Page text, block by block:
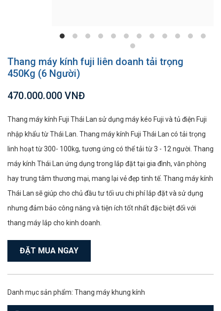
Thang máy kính fuji liên doanh tải trọng
450Kg (6 Người)
470.000.000 VNĐ
Thang máy kính Fuji Thái Lan sử dụng máy kéo Fuji và tủ điện Fuji
nhập khẩu từ Thái Lan. Thang máy kính Fuji Thái Lan có tải trọng
linh hoạt từ 300- 100kg, tương ứng có thể tải từ 3 - 12 người. Thang
máy kính Thái Lan ứng dụng trong lắp đặt tại gia đình, văn phòng
hay trung tâm thương mại, mang lại vẻ đẹp tinh tế. Thang máy kính
Thái Lan sẽ giúp cho chủ đầu tư tối ưu chi phí lắp đặt và sử dụng
nhưng đảm bảo công năng và tiện ích tốt nhất đặc biệt đối với
thang máy lắp cho kinh doanh.
ĐẶT MUA NGAY
Danh mục sản phẩm: Thang máy khung kính